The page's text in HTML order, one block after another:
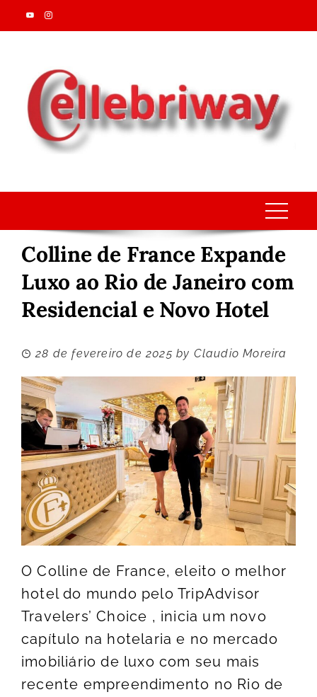
Skip
to
Colline de France Expande
Luxo ao Rio de Janeiro com
Residencial e Novo Hotel
28 de fevereiro de 2025 by Claudio Moreira
O Colline de France, eleito o melhor
hotel do mundo pelo TripAdvisor
Travelers’ Choice , inicia um novo
capítulo na hotelaria e no mercado
imobiliário de luxo com seu mais
recente empreendimento no Rio de